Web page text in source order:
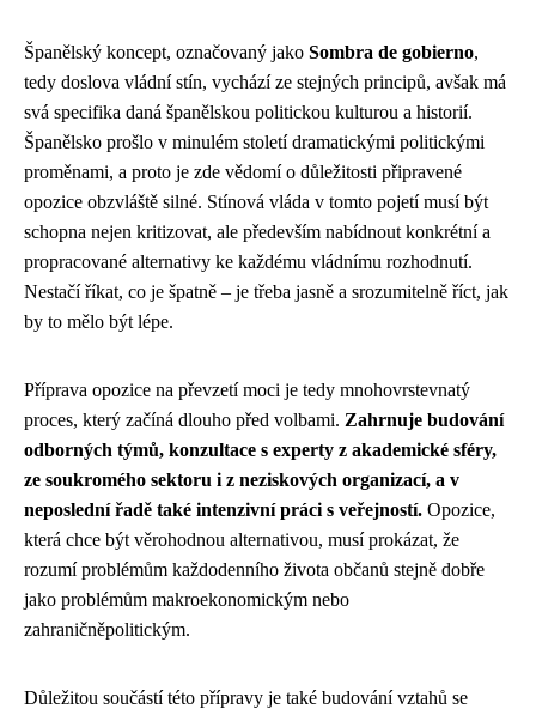
Španělský koncept, označovaný jako Sombra de gobierno,
tedy doslova vládní stín, vychází ze stejných principů, avšak má
svá specifika daná španělskou politickou kulturou a historií.
Španělsko prošlo v minulém století dramatickými politickými
proměnami, a proto je zde vědomí o důležitosti připravené
opozice obzvláště silné. Stínová vláda v tomto pojetí musí být
schopna nejen kritizovat, ale především nabídnout konkrétní a
propracované alternativy ke každému vládnímu rozhodnutí.
Nestačí říkat, co je špatně – je třeba jasně a srozumitelně říct, jak
by to mělo být lépe.
Příprava opozice na převzetí moci je tedy mnohovrstevnatý
proces, který začíná dlouho před volbami. Zahrnuje budování
odborných týmů, konzultace s experty z akademické sféry,
ze soukromého sektoru i z neziskových organizací, a v
neposlední řadě také intenzivní práci s veřejností. Opozice,
která chce být věrohodnou alternativou, musí prokázat, že
rozumí problémům každodenního života občanů stejně dobře
jako problémům makroekonomickým nebo
zahraničněpolitickým.
Důležitou součástí této přípravy je také budování vztahů se